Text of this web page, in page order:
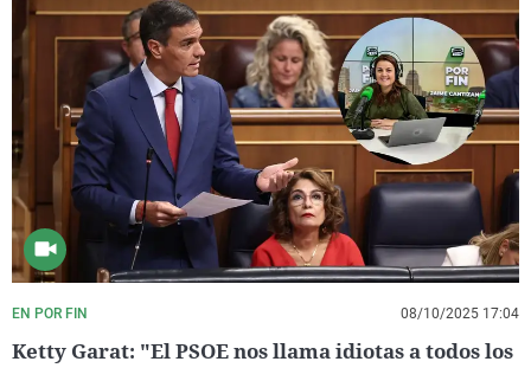
EN POR FIN 08/10/2025 17:04
Ketty Garat: "El PSOE nos llama idiotas a todos los